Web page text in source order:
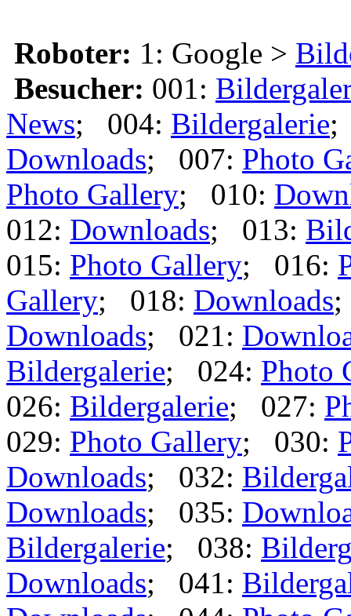
Roboter: 1: Google >
Besucher: 001:
News; 004: Bildergalerie;
Downloads; 007: Photo
Photo Gallery; 010:
012: Downloads; 013:
015: Photo Gallery; 016:
Gallery; 018: Downloads
Downloads; 021:
Bildergalerie; 024: Photo
026: Bildergalerie; 027:
029: Photo Gallery; 030:
Downloads; 032:
Downloads; 035:
Bildergalerie; 038:
Downloads; 041: